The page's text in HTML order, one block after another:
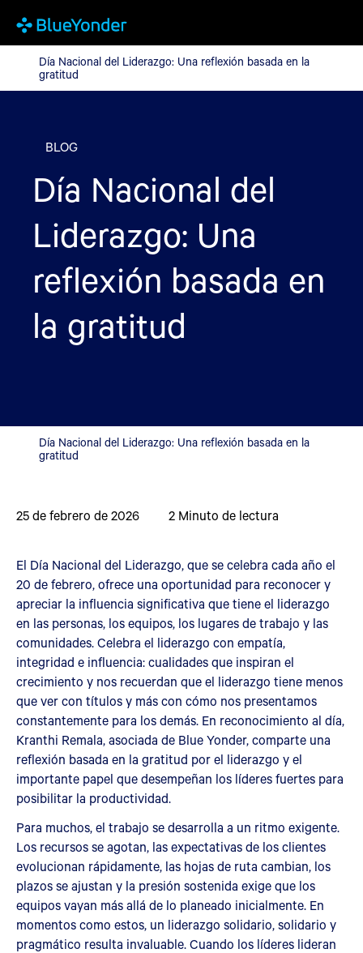
Día Nacional del Liderazgo: Una reflexión basada en la gratitud
Día Nacional del Liderazgo: Una reflexión basada en la
gratitud
BLOG
Día Nacional del
Liderazgo: Una
reflexión basada en
la gratitud
Día Nacional del Liderazgo: Una reflexión basada en la
gratitud
25 de febrero de 2026 2 Minuto de lectura
El Día Nacional del Liderazgo, que se celebra cada año el
20 de febrero, ofrece una oportunidad para reconocer y
apreciar la influencia significativa que tiene el liderazgo
en las personas, los equipos, los lugares de trabajo y las
comunidades. Celebra el liderazgo con empatía,
integridad e influencia: cualidades que inspiran el
crecimiento y nos recuerdan que el liderazgo tiene menos
que ver con títulos y más con cómo nos presentamos
constantemente para los demás. En reconocimiento al día,
Kranthi Remala, asociada de Blue Yonder, comparte una
reflexión basada en la gratitud por el liderazgo y el
importante papel que desempeñan los líderes fuertes para
posibilitar la productividad.
Para muchos, el trabajo se desarrolla a un ritmo exigente.
Los recursos se agotan, las expectativas de los clientes
evolucionan rápidamente, las hojas de ruta cambian, los
plazos se ajustan y la presión sostenida exige que los
equipos vayan más allá de lo planeado inicialmente. En
momentos como estos, un liderazgo solidario, solidario y
pragmático resulta invaluable. Cuando los líderes lideran